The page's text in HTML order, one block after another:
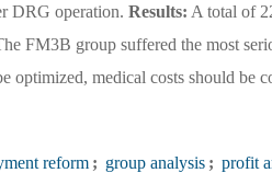
DRG operation. Results: A total of
FM3B group suffered the most
optimized, medical costs should be
reform ; group analysis ; profit